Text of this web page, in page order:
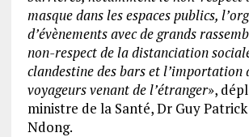
masque dans les espaces publics,
d’évènements avec de grands
non-respect de la distanciation
clandestine des bars et l’importation
voyageurs venant de l’étranger»,
ministre de la Santé, Dr Guy
Ndong.